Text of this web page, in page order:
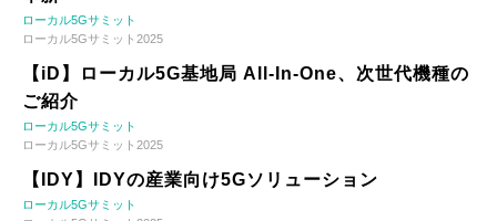
ローカル5Gサミット
ローカル5Gサミット2025
【iD】ローカル5G基地局 All-In-One、次世代機種の
ご紹介
ローカル5Gサミット
ローカル5Gサミット2025
【IDY】IDYの産業向け5Gソリューション
ローカル5Gサミット